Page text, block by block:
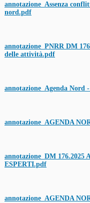
annotazione_Assenza
nord.pdf
annotazione_PNRR DM
delle attività.pdf
annotazione_Agenda Nord
annotazione_AGENDA
annotazione_DM 176.2025
ESPERTI.pdf
annotazione_AGENDA